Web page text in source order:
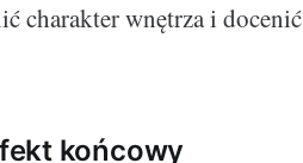
charakter wnętrza i docenić
końcowy